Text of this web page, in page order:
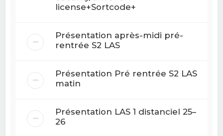
license+Sortcode+
Présentation après-midi pré-
rentrée S2 LAS
Présentation Pré rentrée S2 LAS
matin
Présentation LAS 1 distanciel 25–
26